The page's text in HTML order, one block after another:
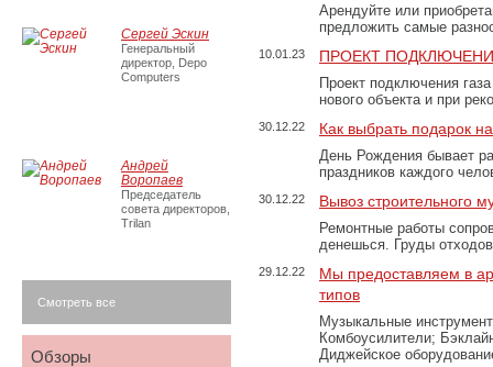
Арендуйте или
предложить самые
10.01.23 ПРОЕКТ
Проект подключения
нового объекта и при
30.12.22 Как выбрать подарок
День Рождения бывает
праздников каждого
30.12.22 Вывоз строительного
Ремонтные работы
денешься. Груды
29.12.22
Мы предоставляем в
типов
Музыкальные
Комбоусилители;
Диджейское
Сергей Эскин
Генеральный
директор, Depo
Computers
Андрей
Воропаев
Председатель
совета директоров,
Trilan
Смотреть все
Обзоры